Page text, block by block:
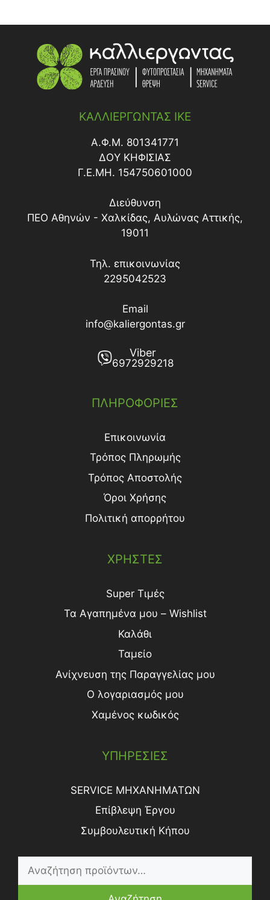
ΚΑΛΛΙΕΡΓΩΝΤΑΣ ΙΚΕ
Α.Φ.Μ. 801341771
ΔΟY ΚΗΦΙΣΙΑΣ
Γ.Ε.ΜΗ. 154750601000
Διεύθυνση
ΠΕΟ Αθηνών - Χαλκίδας, Αυλώνας Αττικής,
19011
Τηλ. επικοινωνίας
2295042523
Email
info@kaliergontas.gr
Viber
6972929218
ΠΛΗΡΟΦΟΡΙΕΣ
Επικοινωνία
Τρόπος Πληρωμής
Τρόπος Aποστολής
Όροι Χρήσης
Πολιτική απορρήτου
ΧΡΗΣΤΕΣ
Super Τιμές
Τα Αγαπημένα μου – Wishlist
Καλάθι
Ταμείο
Ανίχνευση της Παραγγελίας μου
Ο λογαριασμός μου
Χαμένος κωδικός
ΥΠΗΡΕΣΙΕΣ
SERVICE ΜΗΧΑΝΗΜΑΤΩΝ
Επίβλεψη Έργου
Συμβουλευτική Κήπου